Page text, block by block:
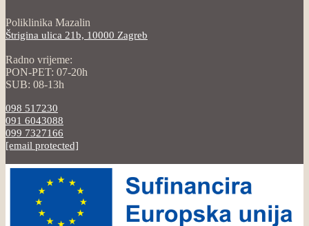
Poliklinika Mazalin
Štrigina ulica 21b, 10000 Zagreb
Radno vrijeme:
PON-PET: 07-20h
SUB: 08-13h
098 517230
091 6043088
099 7327166
[email protected]